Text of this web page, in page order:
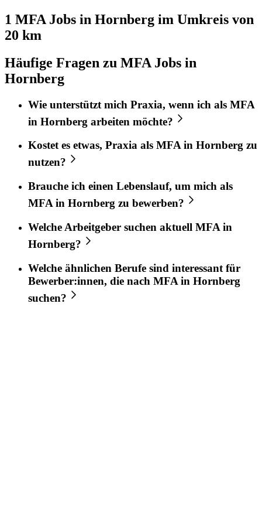
1 MFA Jobs in Hornberg im Umkreis von
20 km
Häufige Fragen zu MFA Jobs in
Hornberg
Wie unterstützt mich Praxia, wenn ich als MFA
in Hornberg arbeiten möchte?
Kostet es etwas, Praxia als MFAin Hornberg zu
nutzen?
Brauche ich einen Lebenslauf, um mich als
MFA in Hornberg zu bewerben?
Welche Arbeitgeber suchen aktuell MFA in
Hornberg?
Welche ähnlichen Berufe sind interessant für
Bewerber:innen, die nach MFA in Hornberg
suchen?